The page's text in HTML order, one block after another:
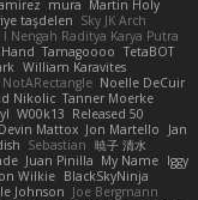
mura Martin Holy
taşdelen Sky JK Arch
I Nengah Raditya Karya Putra
Tamagoooo TetaBOT
William Karavites
NotARectangle Noelle DeCuir
Nikolic Tanner Moerke
W00k13 Released 50
Devin Mattox Jon Martello
Jan
Sebastian 暁子 清水
Juan Pinilla My Name Iggy
Wilkie BlackSkyNinja
Johnson Joe Bergmann